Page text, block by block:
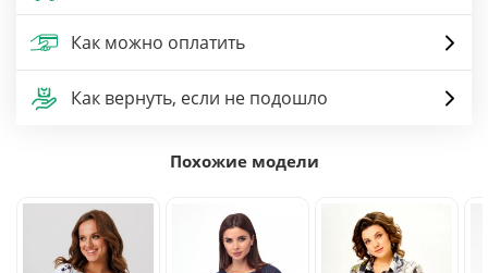
Как можно оплатить
Как вернуть, если не подошло
Похожие модели